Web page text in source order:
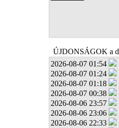
ÚJDONSÁGOK a
2026-08-07 01:54
2026-08-07 01:24
2026-08-07 01:18
2026-08-07 00:38
2026-08-06 23:57
2026-08-06 23:06
2026-08-06 22:33